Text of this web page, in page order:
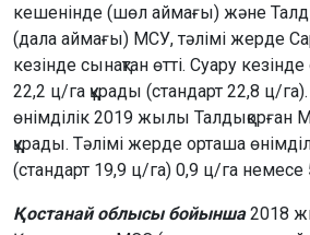
кешенінде (шөл аймағы) және
(дала аймағы) МСУ, тәлімі жерде
кезінде сынақтан өтті. Суару
22,2 ц/га құрады (стандарт 22,8 ц/
өнімділік 2019 жылы Талдықорған
құрады. Тәлімі жерде орташа
(стандарт 19,9 ц/га) 0,9 ц/га немесе
Қостанай облысы бойынша2018